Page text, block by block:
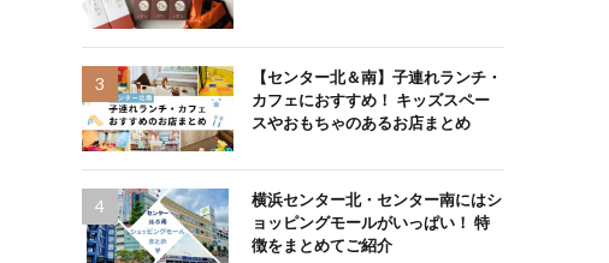
【センター北＆南】子連れランチ・
カフェにおすすめ！ キッズスペー
スやおもちゃのあるお店まとめ
横浜センター北・センター南にはシ
ョッピングモールがいっぱい！ 特
徴をまとめてご紹介